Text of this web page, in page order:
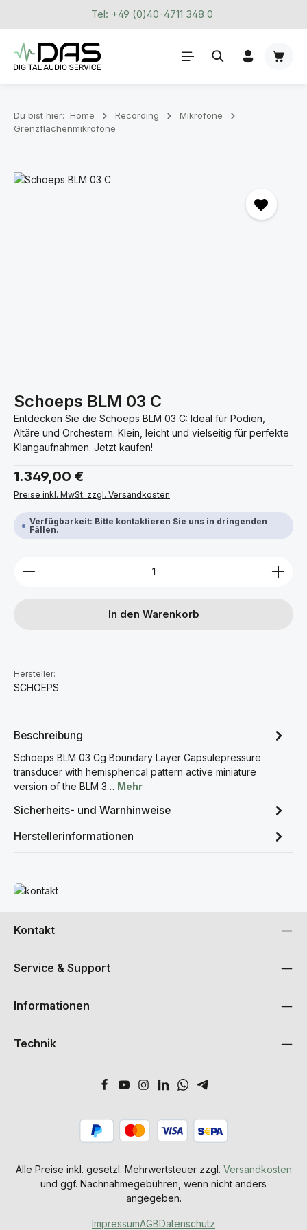
Zum Hauptinhalt springenTel: +49 (0)40-4711 348 0
Du bist hier: Home Recording
Mikrofone
Grenzflächenmikrofone
Bildergalerie überspringen
Schoeps BLM 03 C
Entdecken Sie die Schoeps BLM 03 C: Ideal für Podien,
Altäre und Orchestern. Klein, leicht und vielseitig für perfekte
Klangaufnahmen. Jetzt kaufen!
Regulärer Preis:
1.349,00 €
Preise inkl. MwSt. zzgl. Versandkosten
Verfügbarkeit: Bitte kontaktieren Sie uns in dringenden
Fällen.
Produkt Anzahl: Gib den gewünschten Wert ein
In den Warenkorb
Hersteller:
SCHOEPS
Beschreibung
Schoeps BLM 03 Cg Boundary Layer Capsulepressure
transducer with hemispherical pattern active miniature
version of the BLM 3… Mehr
Sicherheits- und Warnhinweise
Herstellerinformationen
Mehr erfahren
Kontakt
Service & Support
Informationen
Technik
Alle Preise inkl. gesetzl. Mehrwertsteuer zzgl. Versandkosten
und ggf. Nachnahmegebühren, wenn nicht anders
angegeben.
ImpressumAGBDatenschutz